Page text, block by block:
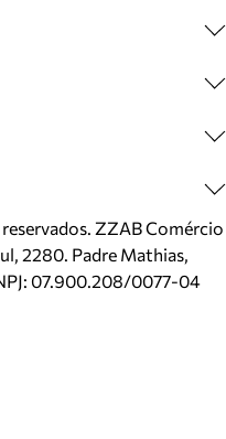
ZZAB Comércio
2280. Padre Mathias,
07.900.208/0077-04